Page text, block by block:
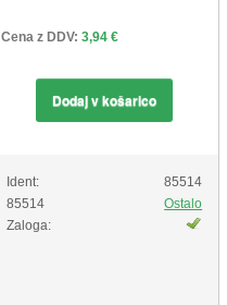
Cena z DDV: 3,94 €
Dodaj v košarico
Ident:
85514
85514
Ostalo
Zaloga: